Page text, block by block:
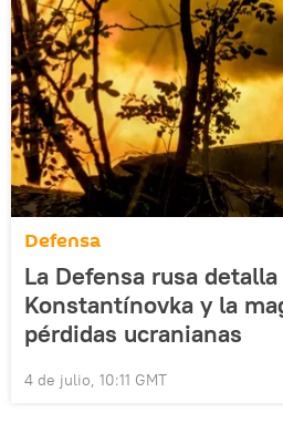
Defensa
La Defensa rusa
Konstantínovka y la
pérdidas ucranianas
4 de julio, 10:11 GMT